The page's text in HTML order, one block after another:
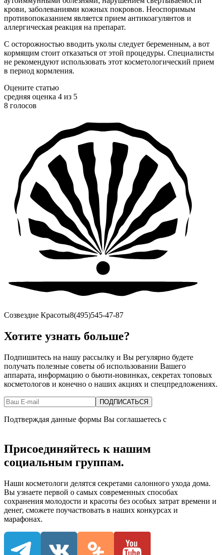
крови, заболеваниями кожных покровов. Неоспоримым
противопоказанием является прием антикоагулянтов и
аллергическая реакция на препарат.
С осторожностью вводить уколы следует беременным, а вот
кормящим стоит отказаться от этой процедуры. Специалисты
не рекомендуют использовать этот косметологический прием
в период кормления.
Оцените статью
средняя оценка 4 из 5
8 голосов
Созвездие Красоты8(495)545-47-87
Хотите узнать больше?
Подпишитесь на нашу рассылку и Вы регулярно будете
получать полезные советы об использовании Вашего
аппарата, информацию о бьюти-новинках, секретах топовых
косметологов и конечно о наших акциях и спецпредложениях.
Подтверждая данные формы Вы соглашаетесь с
Присоединяйтесь к нашим
социальным группам.
Наши косметологи делятся секретами салонного ухода дома.
Вы узнаете первой о самых современных способах
сохранения молодости и красоты без особых затрат времени и
денег, сможете поучаствовать в наших конкурсах и
марафонах.